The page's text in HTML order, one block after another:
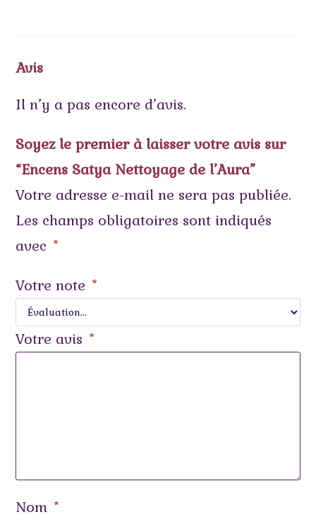
Avis
Il n’y a pas encore d’avis.
Soyez le premier à laisser votre avis sur
“Encens Satya Nettoyage de l’Aura”
Votre adresse e-mail ne sera pas publiée.
Les champs obligatoires sont indiqués
avec
*
Votre note *
Votre avis *
Nom *